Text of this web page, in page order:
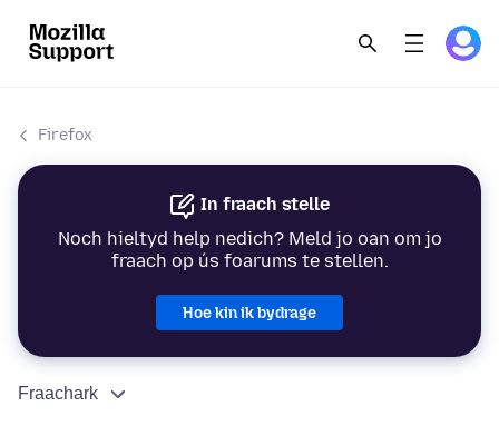
Firefox
In fraach stelle
Noch hieltyd help nedich? Meld jo oan om jo
fraach op ús foarums te stellen.
Hoe kin ik bydrage
Fraachark